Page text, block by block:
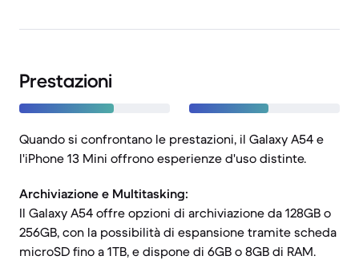
Prestazioni
Quando si confrontano le prestazioni, il Galaxy A54 e
l'iPhone 13 Mini offrono esperienze d'uso distinte.
Archiviazione e Multitasking:
Il Galaxy A54 offre opzioni di archiviazione da 128GB o
256GB, con la possibilità di espansione tramite scheda
microSD fino a 1TB, e dispone di 6GB o 8GB di RAM.